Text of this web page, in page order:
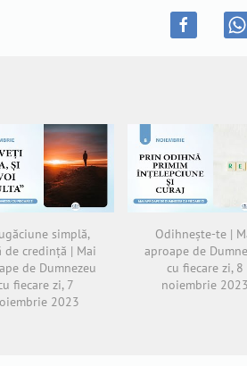
simplă,
de credință | Mai
de Dumnezeu
fiecare zi, 7
2023
Odihnește-te |
aproape de
cu fiecare zi, 8
noiembrie 2023